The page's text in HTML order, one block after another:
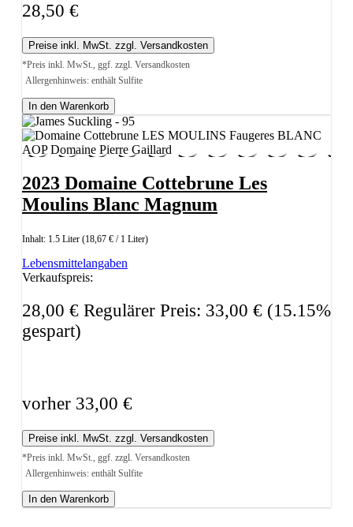
28,50 €
Preise inkl. MwSt. zzgl. Versandkosten
*Preis inkl. MwSt., ggf. zzgl. Versandkosten
Allergenhinweis: enthält Sulfite
In den Warenkorb
2023 Domaine Cottebrune Les
Moulins Blanc Magnum
Inhalt: 1.5 Liter (18,67 € / 1 Liter)
Lebensmittelangaben
Verkaufspreis:
28,00 € Regulärer Preis: 33,00 € (15.15%
gespart)
vorher 33,00 €
Preise inkl. MwSt. zzgl. Versandkosten
*Preis inkl. MwSt., ggf. zzgl. Versandkosten
Allergenhinweis: enthält Sulfite
In den Warenkorb